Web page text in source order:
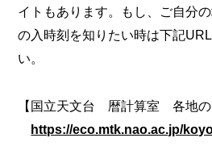
イトもあります。もし、ご自分
の入時刻を知りたい時は下記
い。
【国立天文台 暦計算室 各地の
https://eco.mtk.nao.ac.jp/